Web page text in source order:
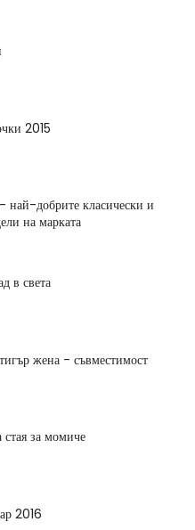
2015
най-добрите класически и
на марката
в света
жена - съвместимост
стая за момиче
2016